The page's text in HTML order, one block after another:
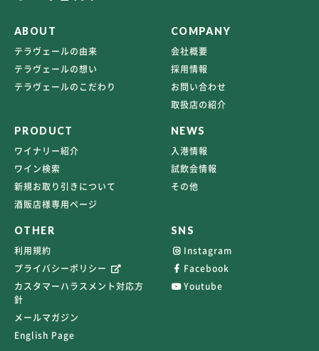
ABOUT
テラヴェールの由来
テラヴェールの想い
テラヴェールのこだわり
COMPANY
会社概要
採用情報
お問い合わせ
取扱店の紹介
PRODUCT
ワイナリー紹介
ワイン検索
新規お取り引きについて
酒販店様専用ページ
NEWS
入港情報
試飲会情報
その他
OTHER
利用規約
プライバシーポリシー
カスタマーハラスメント対応方
針
メールマガジン
English Page
SNS
Instagram
Facebook
Youtube